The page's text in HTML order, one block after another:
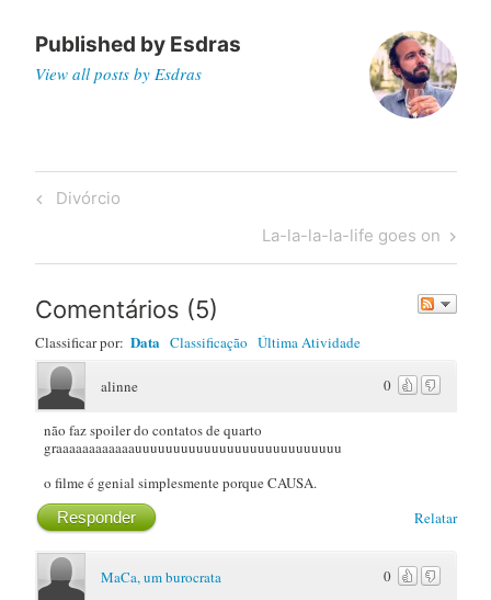
Published by Esdras
View all posts by Esdras
Post
Previous
Divórcio
Next
Post
La-la-la-la-life goes on
Comentários (5)
Classificar por: Data Classificação Última Atividade
0
alinne
não faz spoiler do contatos de quarto
graaaaaaaaaaaauuuuuuuuuuuuuuuuuuuuuuuuuuu
o filme é genial simplesmente porque CAUSA.
Relatar
Responder
0
MaCa, um burocrata